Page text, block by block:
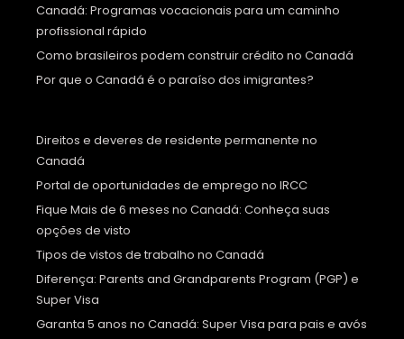
Canadá: Programas vocacionais para um caminho
profissional rápido
Como brasileiros podem construir crédito no Canadá
Por que o Canadá é o paraíso dos imigrantes?
Direitos e deveres de residente permanente no
Canadá
Portal de oportunidades de emprego no IRCC
Fique Mais de 6 meses no Canadá: Conheça suas
opções de visto
Tipos de vistos de trabalho no Canadá
Diferença: Parents and Grandparents Program (PGP) e
Super Visa
Garanta 5 anos no Canadá: Super Visa para pais e avós